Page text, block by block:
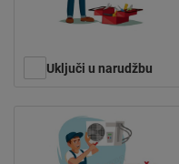
Uključi u narudžbu